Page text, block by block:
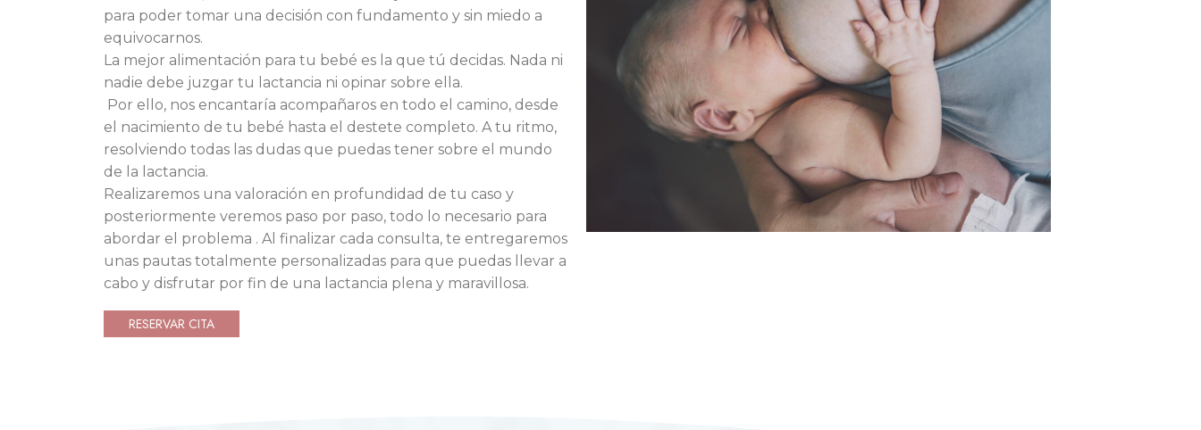
para poder tomar una decisión con fundamento y sin miedo a
equivocarnos.
La mejor alimentación para tu bebé es la que tú decidas. Nada ni
nadie debe juzgar tu lactancia ni opinar sobre ella.
Por ello, nos encantaría acompañaros en todo el camino, desde
el nacimiento de tu bebé hasta el destete completo. A tu ritmo,
resolviendo todas las dudas que puedas tener sobre el mundo
de la lactancia.
Realizaremos una valoración en profundidad de tu caso y
posteriormente veremos paso por paso, todo lo necesario para
abordar el problema . Al finalizar cada consulta, te entregaremos
unas pautas totalmente personalizadas para que puedas llevar a
cabo y disfrutar por fin de una lactancia plena y maravillosa.
RESERVAR CITA